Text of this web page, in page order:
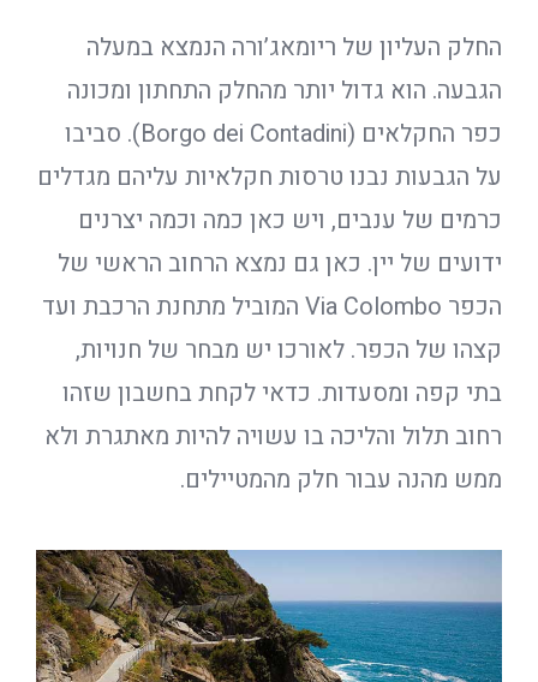
החלק העליון של ריומאג’ורה הנמצא במעלה
הגבעה. הוא גדול יותר מהחלק התחתון ומכונה
כפר החקלאים (Borgo dei Contadini). סביבו
על הגבעות נבנו טרסות חקלאיות עליהם מגדלים
כרמים של ענבים, ויש כאן כמה וכמה יצרנים
ידועים של יין. כאן גם נמצא הרחוב הראשי של
הכפר Via Colombo המוביל מתחנת הרכבת ועד
קצהו של הכפר. לאורכו יש מבחר של חנויות,
בתי קפה ומסעדות. כדאי לקחת בחשבון שזהו
רחוב תלול והליכה בו עשויה להיות מאתגרת ולא
ממש מהנה עבור חלק מהמטיילים.